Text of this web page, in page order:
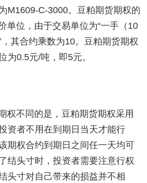
M1609-C-3000。豆粕期货期权的
单位，由于交易单位为“一手（10
其合约乘数为10。豆粕期货期权
为0.5元/吨，即5元。
权不同的是，豆粕期货期权采用
资者不用在到期日当天才能行
期权合约到期日之间任一天均可
结头寸时，投资者需要注意行权
头寸对自己带来的损益并不相